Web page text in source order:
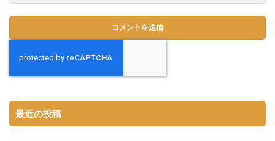
最近の投稿